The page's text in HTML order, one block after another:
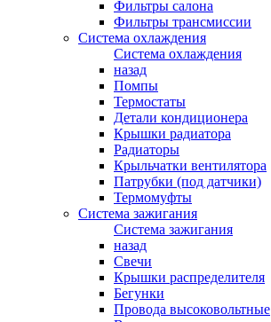
Фильтры салона
Фильтры трансмиссии
Система охлаждения
Система охлаждения
назад
Помпы
Термостаты
Детали кондиционера
Крышки радиатора
Радиаторы
Крыльчатки вентилятора
Патрубки (под датчики)
Термомуфты
Система зажигания
Система зажигания
назад
Свечи
Крышки распределителя
Бегунки
Провода высоковольтные